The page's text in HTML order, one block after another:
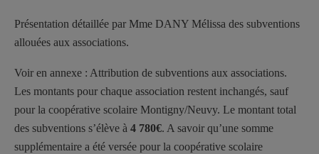
Présentation détaillée par Mme DANY Mélissa des subventions
allouées aux associations.
Voir en annexe : Attribution de subventions aux associations.
Les montants pour chaque association restent inchangés, sauf
pour la coopérative scolaire Montigny/Neuvy. Le montant total
des subventions s’élève à 4 780€. A savoir qu’une somme
supplémentaire a été versée pour la coopérative scolaire